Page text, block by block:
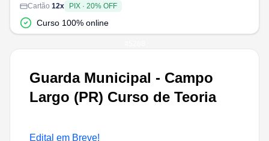
Guarda Municipal - Campo
Largo (PR) Curso de Teoria
Edital em Breve!
Cartão 12x PIX · 20% OFF
Curso 100% online